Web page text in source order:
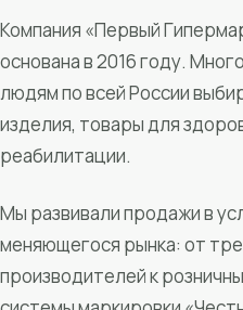
Компания «Первый
основана в 2016 году.
людям по всей России
изделия, товары для
реабилитации.
Мы развивали продажи в
меняющегося рынка: от
производителей к